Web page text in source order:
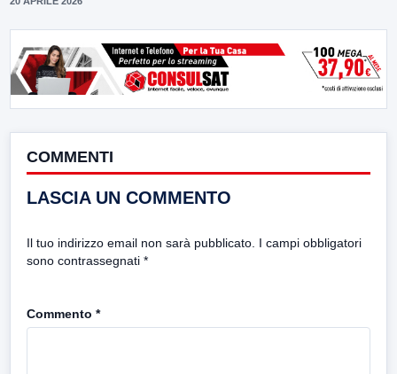
COMMENTI
LASCIA UN COMMENTO
Il tuo indirizzo email non sarà pubblicato. I campi obbligatori
sono contrassegnati *
Commento *